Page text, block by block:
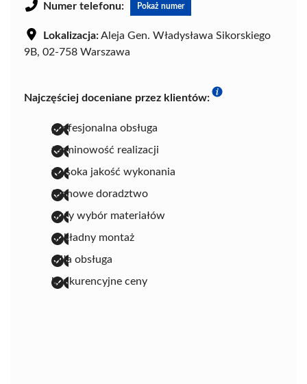
Numer telefonu: Pokaż numer
Lokalizacja:Aleja Gen. Władysława Sikorskiego
9B, 02-758 Warszawa
Najczęściej doceniane przez klientów:
profesjonalna obsługa
terminowość realizacji
wysoka jakość wykonania
fachowe doradztwo
duży wybór materiałów
dokładny montaż
miła obsługa
konkurencyjne ceny